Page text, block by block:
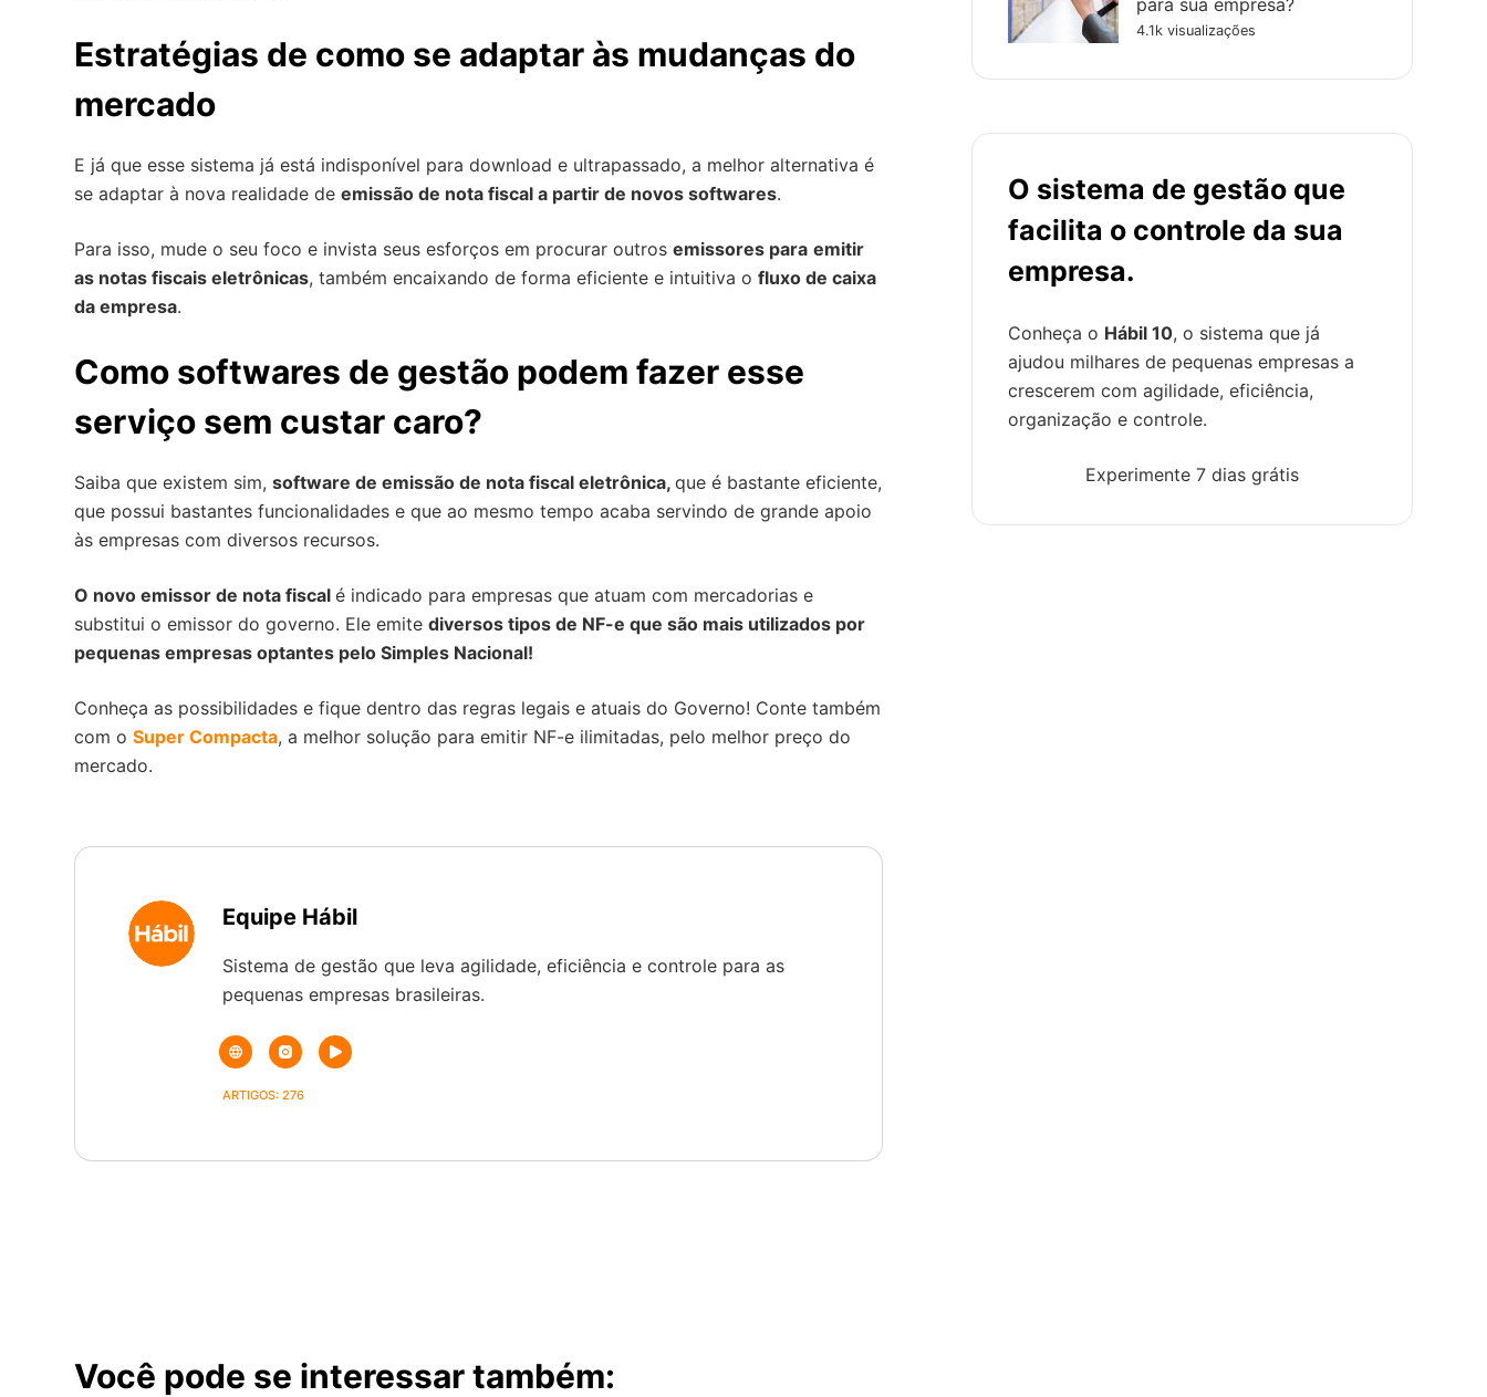
Estratégias de como se adaptar às mudanças do
mercado
E já que esse sistema já está indisponível para download e ultrapassado, a melhor alternativa é
se adaptar à nova realidade deemissão de nota fiscal a partir de novos softwares.
Para isso, mude o seu foco e invista seus esforços em procurar outrosemissores para emitir
as notas fiscais eletrônicas, também encaixando de forma eficiente e intuitiva ofluxo de caixa
da empresa.
Como softwares de gestão podem fazer esse
serviço sem custar caro?
Saiba que existem sim,software de emissão de nota fiscal eletrônica,que é bastante eficiente,
que possui bastantes funcionalidades e que ao mesmo tempo acaba servindo de grande apoio
às empresas com diversos recursos.
O novo emissor de nota fiscalé indicado para empresas que atuam com mercadorias e
substitui o emissor do governo. Ele emitediversos tipos de NF-e que são mais utilizados por
pequenas empresas optantes pelo Simples Nacional!
Conheça as possibilidades e fique dentro das regras legais e atuais do Governo! Conte também
com oSuper Compacta, a melhor solução para emitir NF-e ilimitadas, pelo melhor preço do
mercado.
Equipe Hábil
Sistema de gestão que leva agilidade, eficiência e controle para as
pequenas empresas brasileiras.
ARTIGOS: 276
para sua empresa?
4.1k visualizações
O sistema de gestão que
facilita o controle da sua
empresa.
Conheça o Hábil 10, o sistema que já
ajudou milhares de pequenas empresas a
crescerem com agilidade, eficiência,
organização e controle.
Experimente 7 dias grátis
Você pode se interessar também: